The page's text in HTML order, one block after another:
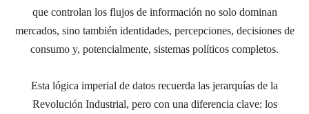
que controlan los flujos de información no solo dominan
mercados, sino también identidades, percepciones, decisiones de
consumo y, potencialmente, sistemas políticos completos.
Esta lógica imperial de datos recuerda las jerarquías de la
Revolución Industrial, pero con una diferencia clave: los